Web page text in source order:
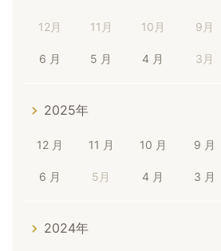
12月 11月 10月 9月
6 月 5 月 4 月 3月
2025年
12 月 11 月 10 月 9 月
6 月 5月 4 月 3 月
2024年